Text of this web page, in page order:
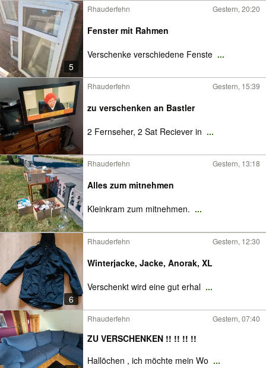
5
Rhauderfehn Gestern, 20:20
Fenster mit Rahmen
Verschenke verschiedene Fenste ...
Rhauderfehn Gestern, 15:39
zu verschenken an Bastler
2 Fernseher, 2 Sat Reciever in ...
Rhauderfehn Gestern, 13:18
Alles zum mitnehmen
Kleinkram zum mitnehmen. ...
6
Rhauderfehn Gestern, 12:30
Winterjacke, Jacke, Anorak, XL
Verschenkt wird eine gut erhal ...
Rhauderfehn Gestern, 07:40
ZU VERSCHENKEN !! !! !! !!
Hallöchen , ich möchte mein Wo ...